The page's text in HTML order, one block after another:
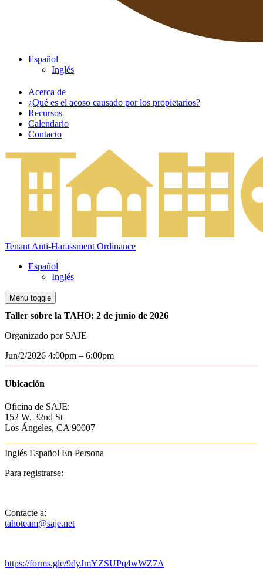
Español
Inglés
Acerca de
¿Qué es el acoso causado por los propietarios?
Recursos
Calendario
Contacto
Tenant Anti-Harassment Ordinance
Español
Inglés
Menu toggle
Taller sobre la TAHO: 2 de junio de 2026
Organizado por SAJE
Jun/2/2026 4:00pm – 6:00pm
Ubicación
Oficina de SAJE:
152 W. 32nd St
Los Ángeles, CA 90007
Inglés Español En Persona
Para registrarse:
Contacte a:
tahoteam@saje.net
https://forms.gle/9dyJmYZSUPq4wWZ7A